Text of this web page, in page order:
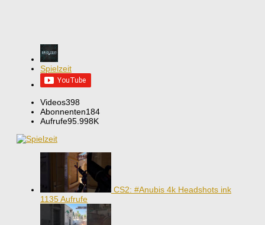
Spielzeit
Videos398
Abonnenten184
Aufrufe95.998K
CS2: #Anubis 4k Headshots ink
1135 Aufrufe